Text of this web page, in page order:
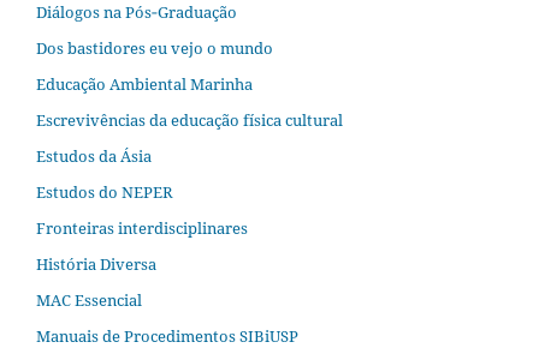
Diálogos na Pós‐Graduação
Dos bastidores eu vejo o mundo
Educação Ambiental Marinha
Escrevivências da educação física cultural
Estudos da Ásia​
Estudos do NEPER
Fronteiras interdisciplinares
História Diversa
MAC Essencial
Manuais de Procedimentos SIBiUSP